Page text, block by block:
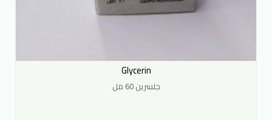
Glycerin
جلسرين 60 مل